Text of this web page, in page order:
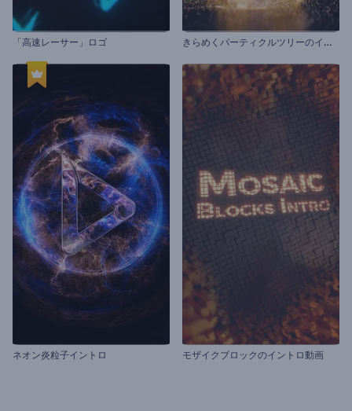
「高速レーサー」ロゴ き
らめくパーティクルツリーのイントロ動画
ネオン炎粒子イントロ モザイクブロックのイントロ動画